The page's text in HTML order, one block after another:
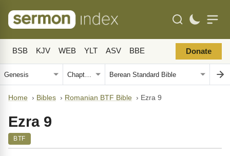
BSB KJV WEB YLT ASV BBE Donate
Home › Bibles › Romanian BTF Bible › Ezra 9
Ezra 9
BTF